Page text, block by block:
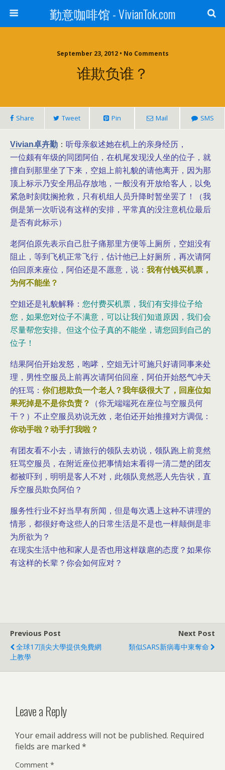
勤意咖啡馆 - VivianTok.com
September 23, 2012 • No Comments
谁欺负谁？
Share Tweet Pin Mail SMS
Vivian卓卉勤 ： 听母亲叙述她在机上的亲身经历，
一位颇有年级的同团阿伯，在机尾发现没人坐的位子，就
擅自到那里坐了下来，空姐上前礼貌的请他离开，因为那
顶上标示乃安全用品存放地，一般没有开放给客人，以免
紧急时刻耽搁抢救，只有机组人员升降时暂坐罢了！（我
倒是第一次听说有这样的安排，平常真的没注意机位最后
是否有此标示）
老阿伯原先表示自己肚子痛那里方便等上厕所，空姐没有
阻止，等到飞机正常飞行，估计他已上好厕所，再次请阿
伯回原来座位，阿伯还是不愿意，说： 我有付钱买机票，
为何不能坐？
空姐还是礼貌解释： 您付费买机票，我们有安排位子给
您，如果您对位子不满意，可以让我们知道原因，我们会
尽量帮您安排。但这个位子真的不能坐，请您回到自己的
位子！
结果阿伯开始发怒，咆哮，空姐无计可施只好请同事来处
理，男性空服员上前再次请阿伯回座，阿伯开始怒气冲天
的狂骂： 你们想欺负一个老人？我年级很大了，回座位如
果死掉是不是你负责？
（你无端端死在座位与空服员何
干？）不止空服员劝说无效，老伯还开始推撞对方调侃：
你动手啦？动手打我啦？
有团友看不小去，请旅行的领队去劝说，领队跑上前竟然
狂骂空服员，在附近座位把事情始末看得一清二楚的团友
都被吓到，明明是客人不对，此领队竟然恶人先告状，直
斥空服员欺负阿伯？
服务性行业不好当早有所闻，但是每次遇上这种不讲理的
情形，都很好奇这些人的日常生活是不是也一样颠倒是非
为所欲为？
在现实生活中他和家人是否也用这样跋扈的态度？如果你
有这样的长辈？你会如何应对？
Previous Post
全球17頂尖大學提供免費網
上教學
Next Post
類似SARS新病毒中東奪命
Leave a Reply
Your email address will not be published. Required
fields are marked *
Comment *